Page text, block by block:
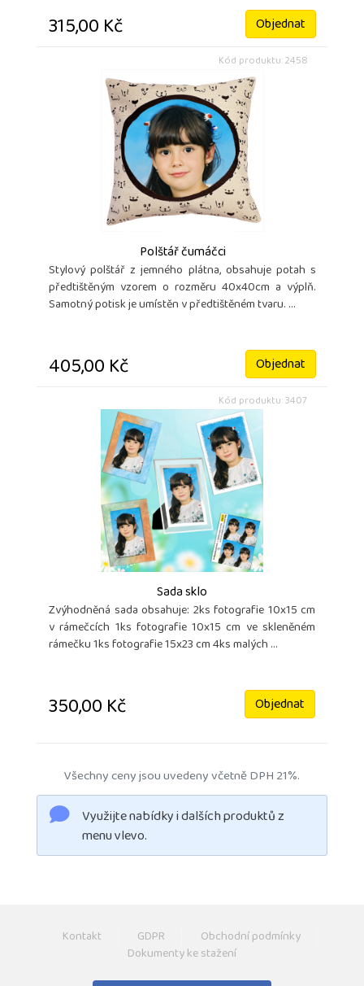
315,00 Kč Objednat
Kód produktu: 2458
Polštář čumáčci
Stylový polštář z jemného plátna, obsahuje potah s
předtištěným vzorem o rozměru 40x40cm a výplň.
Samotný potisk je umístěn v předtištěném tvaru. ...
405,00 Kč Objednat
Kód produktu: 3407
Sada sklo
Zvýhodněná sada obsahuje: 2ks fotografie 10x15 cm
v rámečcích 1ks fotografie 10x15 cm ve skleněném
rámečku 1ks fotografie 15x23 cm 4ks malých ...
350,00 Kč Objednat
Všechny ceny jsou uvedeny včetně DPH 21%.
Využijte nabídky i dalších produktů z
menu vlevo.
Kontakt GDPR Obchodní podmínky
Dokumenty ke stažení